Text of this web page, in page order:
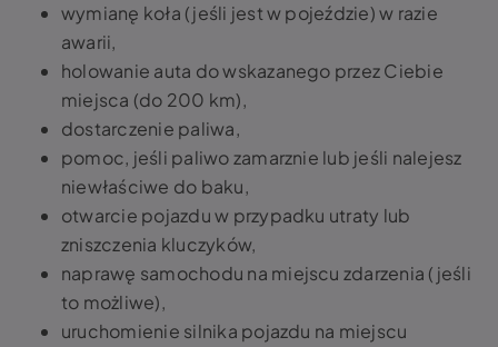
wymianę koła (jeśli jest w pojeździe) w razie
awarii,
holowanie auta do wskazanego przez Ciebie
miejsca (do 200 km),
dostarczenie paliwa,
pomoc, jeśli paliwo zamarznie lub jeśli nalejesz
niewłaściwe do baku,
otwarcie pojazdu w przypadku utraty lub
zniszczenia kluczyków,
naprawę samochodu na miejscu zdarzenia (jeśli
to możliwe),
uruchomienie silnika pojazdu na miejscu